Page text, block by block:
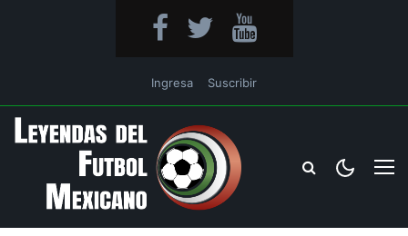
Ingresa Suscribir